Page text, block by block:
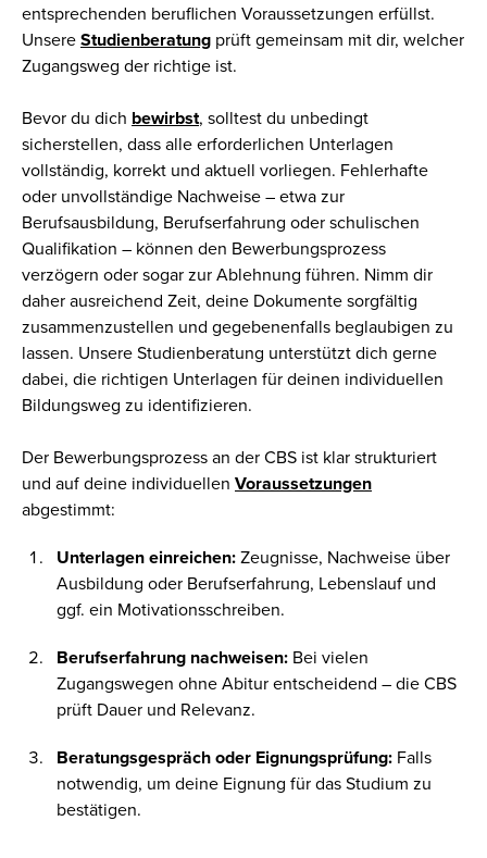
entsprechenden beruflichen Voraussetzungen erfüllst.
Unsere Studienberatung prüft gemeinsam mit dir, welcher
Zugangsweg der richtige ist.
Bevor du dich bewirbst, solltest du unbedingt
sicherstellen, dass alle erforderlichen Unterlagen
vollständig, korrekt und aktuell vorliegen. Fehlerhafte
oder unvollständige Nachweise – etwa zur
Berufsausbildung, Berufserfahrung oder schulischen
Qualifikation – können den Bewerbungsprozess
verzögern oder sogar zur Ablehnung führen. Nimm dir
daher ausreichend Zeit, deine Dokumente sorgfältig
zusammenzustellen und gegebenenfalls beglaubigen zu
lassen. Unsere Studienberatung unterstützt dich gerne
dabei, die richtigen Unterlagen für deinen individuellen
Bildungsweg zu identifizieren.
Der Bewerbungsprozess an der CBS ist klar strukturiert
und auf deine individuellen Voraussetzungen
abgestimmt:
Unterlagen einreichen: Zeugnisse, Nachweise über
Ausbildung oder Berufserfahrung, Lebenslauf und
ggf. ein Motivationsschreiben.
Berufserfahrung nachweisen: Bei vielen
Zugangswegen ohne Abitur entscheidend – die CBS
prüft Dauer und Relevanz.
Beratungsgespräch oder Eignungsprüfung: Falls
notwendig, um deine Eignung für das Studium zu
bestätigen.